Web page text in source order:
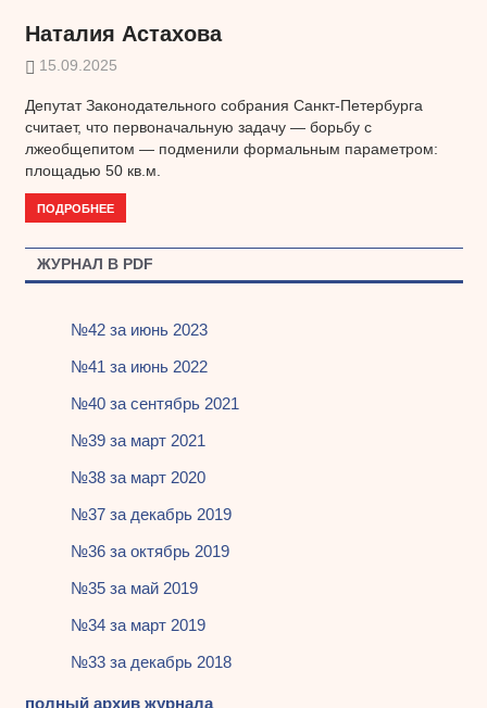
Наталия Астахова
15.09.2025
Депутат Законодательного собрания Санкт-Петербурга
считает, что первоначальную задачу — борьбу с
лжеобщепитом — подменили формальным параметром:
площадью 50 кв.м.
ПОДРОБНЕЕ
ЖУРНАЛ В PDF
№42 за июнь 2023
№41 за июнь 2022
№40 за сентябрь 2021
№39 за март 2021
№38 за март 2020
№37 за декабрь 2019
№36 за октябрь 2019
№35 за май 2019
№34 за март 2019
№33 за декабрь 2018
полный архив журнала